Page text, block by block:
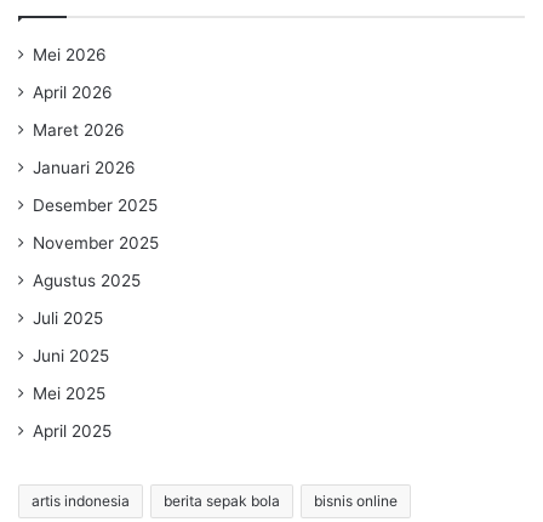
Mei 2026
April 2026
Maret 2026
Januari 2026
Desember 2025
November 2025
Agustus 2025
Juli 2025
Juni 2025
Mei 2025
April 2025
artis indonesia berita sepak bola bisnis online